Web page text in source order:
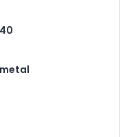
40
metal